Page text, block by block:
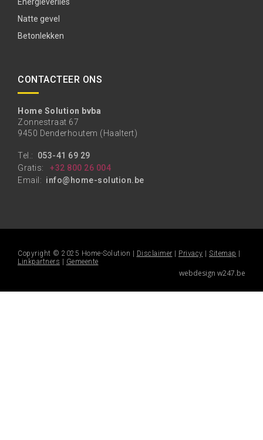
Natte gevel
Betonlekken
CONTACTEER ONS
Home Solution bvba
Zonnestraat 67
9450 Denderhoutem (Haaltert)
Tel.: 053-41 69 29
Gratis:
+32 800 26 004
Email: info@home-solution.be
Copyright © 2025 Home-Solution | Disclaimer Privacy Sitemap
Linkpartners
Gemeente
webdesign w247.be